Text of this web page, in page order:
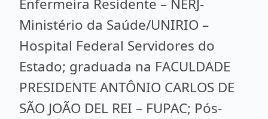
Enfermeira Residente – NERJ-
Ministério da Saúde/UNIRIO –
Hospital Federal Servidores do
Estado; graduada na FACULDADE
PRESIDENTE ANTÔNIO CARLOS DE
SÃO JOÃO DEL REI – FUPAC; Pós-